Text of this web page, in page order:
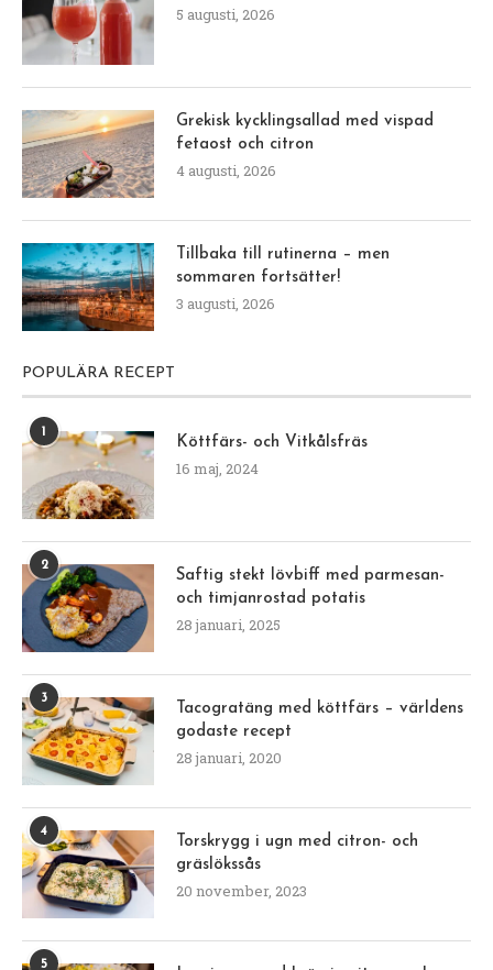
5 augusti, 2026
Grekisk kycklingsallad med vispad
fetaost och citron
4 augusti, 2026
Tillbaka till rutinerna – men
sommaren fortsätter!
3 augusti, 2026
POPULÄRA RECEPT
Köttfärs- och Vitkålsfräs
16 maj, 2024
2
Saftig stekt lövbiff med parmesan-
och timjanrostad potatis
28 januari, 2025
3
Tacogratäng med köttfärs – världens
godaste recept
28 januari, 2020
4
Torskrygg i ugn med citron- och
gräslökssås
20 november, 2023
5